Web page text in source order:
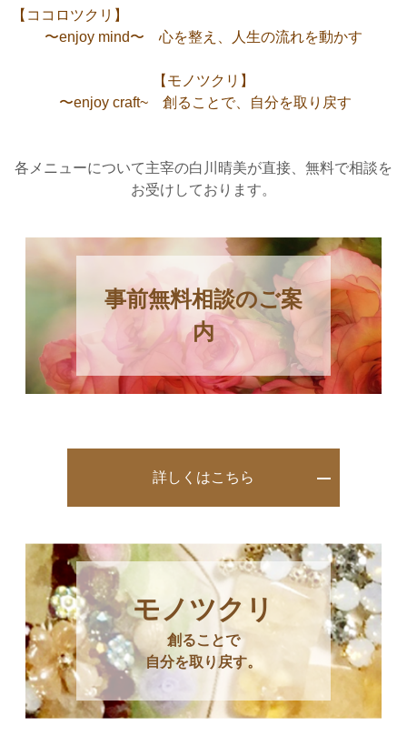
【ココロツクリ】
〜enjoy mind〜 心を整え 人 生の流れを動かす
【 モ ノ ツク リ 】
〜enjoy craft~ 創ることで、自分を取り戻す
各メニューについて主宰の白川晴美が直接、無料で相談を
お受けしております。
事前無料相談のご案
内
詳しくはこちら
モノツクリ
創ることで
自分を取り戻す。